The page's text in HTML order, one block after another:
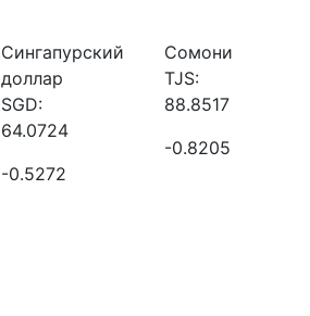
Сингапурский
доллар
SGD:
64.0724
-0.5272
Сомони
TJS:
88.8517
-0.8205